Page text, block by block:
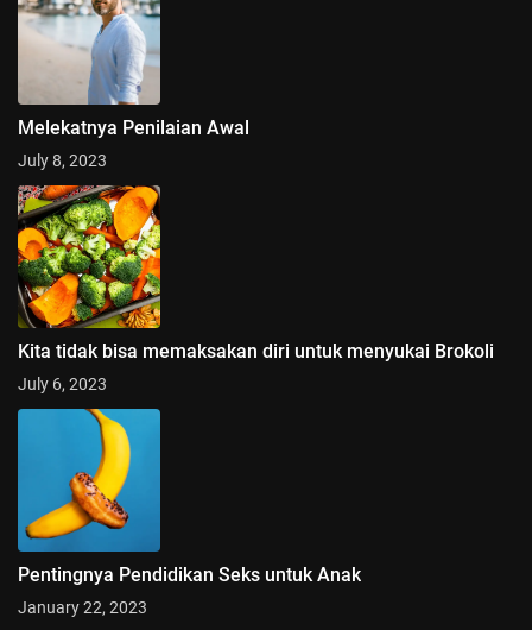
Melekatnya Penilaian Awal
July 8, 2023
Kita tidak bisa memaksakan diri untuk menyukai Brokoli
July 6, 2023
Pentingnya Pendidikan Seks untuk Anak
January 22, 2023